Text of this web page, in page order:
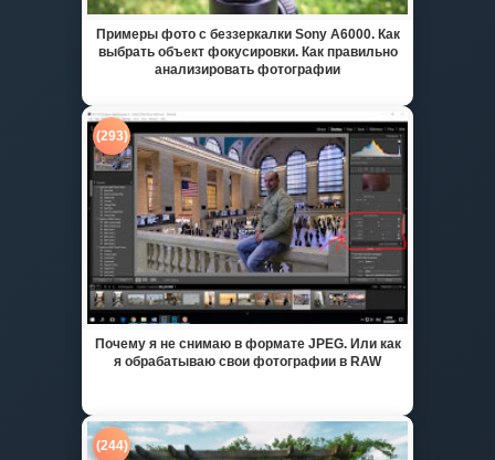
Примеры фото с беззеркалки Sony A6000. Как
выбрать объект фокусировки. Как правильно
анализировать фотографии
(293)
Почему я не снимаю в формате JPEG. Или как
я обрабатываю свои фотографии в RAW
(244)